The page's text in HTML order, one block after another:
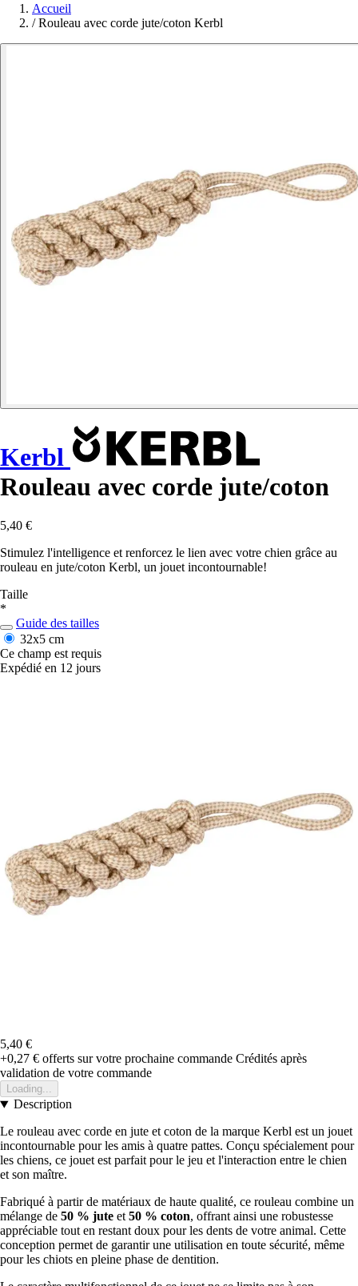
Accueil
/ Rouleau avec corde jute/coton Kerbl
Kerbl
Rouleau avec corde jute/coton
5,40 €
Stimulez l'intelligence et renforcez le lien avec votre chien grâce au
rouleau en jute/coton Kerbl, un jouet incontournable!
Taille
*
Guide des tailles
32x5 cm
Ce champ est requis
Expédié en 12 jours
5,40 €
+0,27 € offerts sur votre prochaine commande Crédités après
validation de votre commande
Loading...
Description
Le rouleau avec corde en jute et coton de la marque Kerbl est un jouet
incontournable pour les amis à quatre pattes. Conçu spécialement pour
les chiens, ce jouet est parfait pour le jeu et l'interaction entre le chien
et son maître.
Fabriqué à partir de matériaux de haute qualité, ce rouleau combine un
mélange de 50 % jute et50 % coton, offrant ainsi une robustesse
appréciable tout en restant doux pour les dents de votre animal. Cette
conception permet de garantir une utilisation en toute sécurité, même
pour les chiots en pleine phase de dentition.